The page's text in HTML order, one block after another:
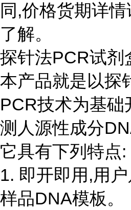
同,价格货期详
了解。
探针法PCR试剂
本产品就是以探
PCR技术为基础
测人源性成分
它具有下列特点:
1. 即开即用,用
样品DNA模板。